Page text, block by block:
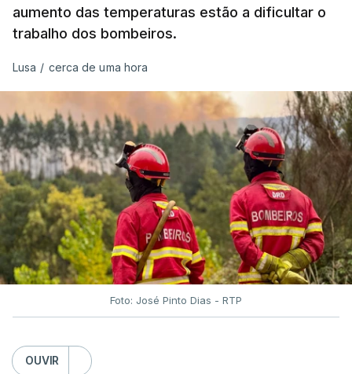
ERRO100
ESTE CONTEÚDO ESTÁ NESTE
MOMENTO INDISPONÍVEL
O Chega considerou "de uma enorme gravidade" a
decisão do Presidente da Repúblicade enviar para
o Tribunal Constitucional o decreto sobre retorno
de estrangeiros, sustentando tratar-se de "uma
irresponsabilidade".
Na sexta-feira, a Presidência da República
Tribunal Constitucional a fiscalização preventiva do
aumento das temperaturas estão a dificultar o
trabalho dos bombeiros.
Lusa / cerca de uma hora
Foto: José Pinto Dias - RTP
OUVIR